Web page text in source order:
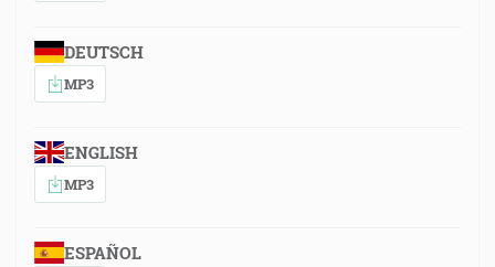
DEUTSCH
MP3
ENGLISH
MP3
ESPAÑOL